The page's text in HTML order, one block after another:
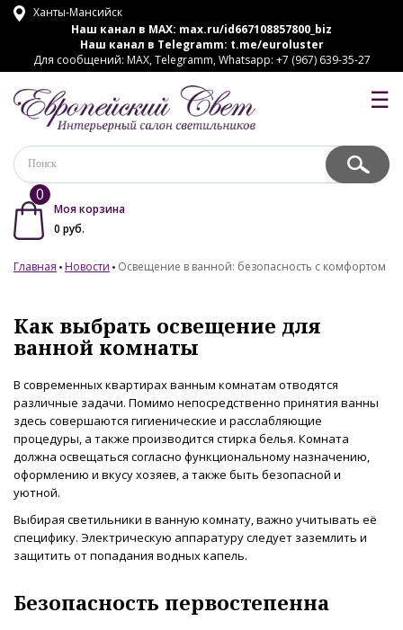
Ханты-Мансийск
Наш канал в MAX: max.ru/id667108857800_biz
Наш канал в Telegramm: t.me/euroluster
Для сообщений: MAX, Telegramm, Whatsapp: +7 (967) 639-35-27
☰
0
Моя корзина
0 руб.
Главная Новости Освещение в ванной: безопасность с комфортом
Как выбрать освещение для
ванной комнаты
В современных квартирах ванным комнатам отводятся
различные задачи. Помимо непосредственно принятия ванны
здесь совершаются гигиенические и расслабляющие
процедуры, а также производится стирка белья. Комната
должна освещаться согласно функциональному назначению,
оформлению и вкусу хозяев, а также быть безопасной и
уютной.
Выбирая светильники в ванную комнату, важно учитывать её
специфику. Электрическую аппаратуру следует заземлить и
защитить от попадания водных капель.
Безопасность первостепенна